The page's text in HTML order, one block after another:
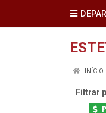
INÍCIO
Filtrar